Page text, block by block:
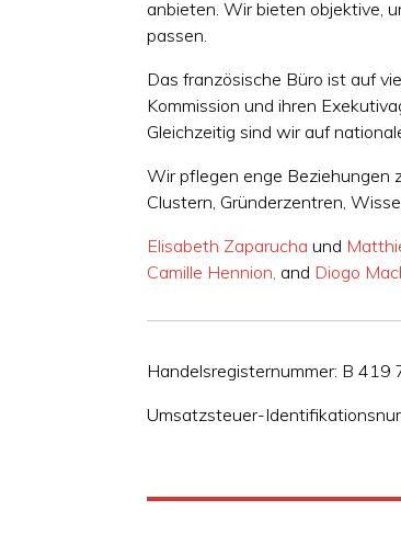
anbieten. Wir bieten objektive,
passen.
Das französische Büro ist auf
Kommission und ihren
Gleichzeitig sind wir auf
Wir pflegen enge Beziehungen
Clustern, Gründerzentren,
Elisabeth Zaparucha und
Camille Hennion, and Diogo
Handelsregisternummer: B 419
Umsatzsteuer-